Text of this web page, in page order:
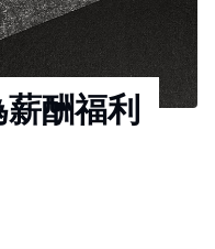
酬福利